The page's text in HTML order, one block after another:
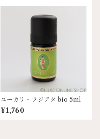
ユーカリ・ラジアタ bio 5ml
¥1,760